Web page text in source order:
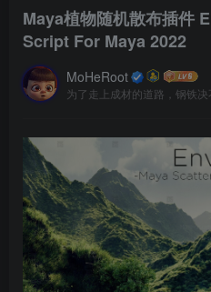
Maya植物随机散布插件
Script For Maya 2022
MoHeRoot